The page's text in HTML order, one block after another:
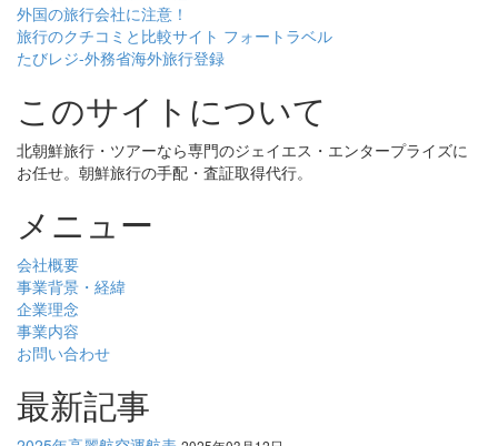
外国の旅行会社に注意！
旅行のクチコミと比較サイト フォートラベル
たびレジ-外務省海外旅行登録
このサイトについて
北朝鮮旅行・ツアーなら専門のジェイエス・エンタープライズに
お任せ。朝鮮旅行の手配・査証取得代行。
メニュー
会社概要
事業背景・経緯
企業理念
事業内容
お問い合わせ
最新記事